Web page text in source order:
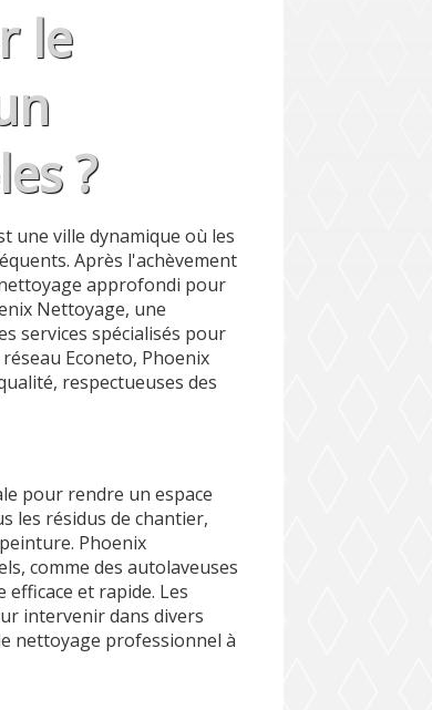
le
?
une ville dynamique où les
Après l'achèvement
approfondi pour
Nettoyage, une
services spécialisés pour
Econeto, Phoenix
respectueuses des
pour rendre un espace
les résidus de chantier,
Phoenix
comme des autolaveuses
et rapide. Les
intervenir dans divers
nettoyage professionnel à